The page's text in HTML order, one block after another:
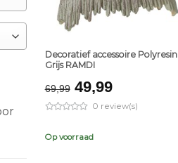
+
Decoratief accessoire Polyresin
Grijs RAMDI
69,99 Original
price
was:
€69,99.
49,99Current
price
is:
0 review(s)
Op voorraad